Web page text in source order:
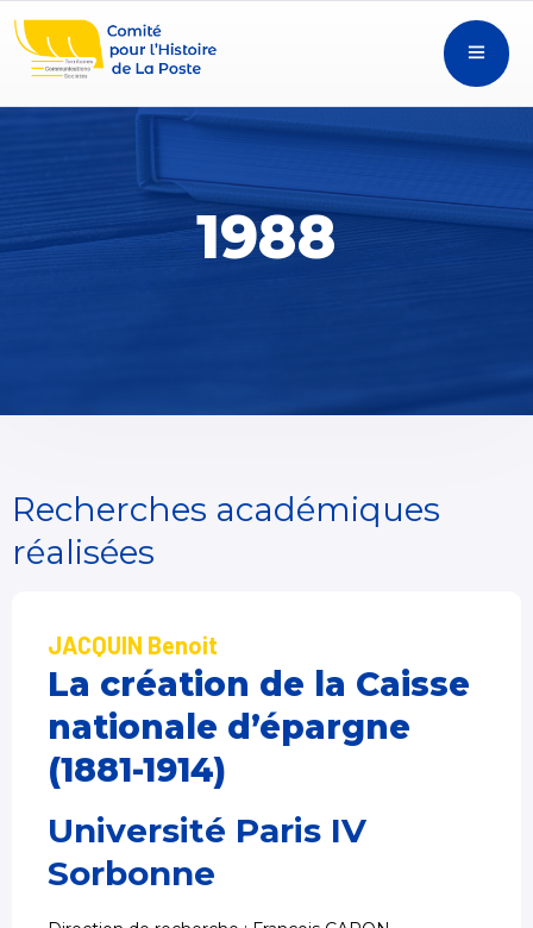
1988
Recherches académiques
réalisées
JACQUIN Benoit
La création de la Caisse
nationale d’épargne
(1881-1914)
Université Paris IV
Sorbonne